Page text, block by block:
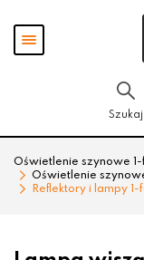
Pokaż
menu
Szukaj
Oświetlenie szynowe
Oświetlenie
Reflektory i lampy